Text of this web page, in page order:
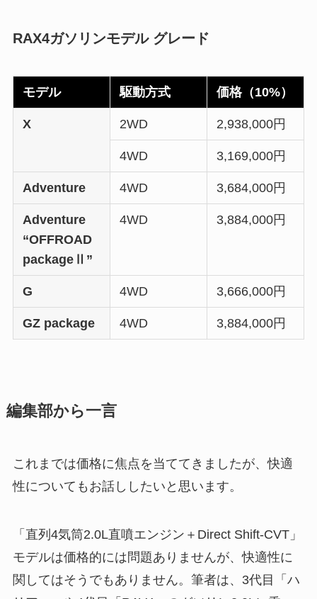
RAX4ガソリンモデル グレード
モデル 駆動方式 価格（10%）
X 2WD 2,938,000円
4WD 3,169,000円
Adventure 4WD 3,684,000円
Adventure
“OFFROAD
packageⅡ”
4WD 3,884,000円
G 4WD 3,666,000円
GZ package 4WD 3,884,000円
編集部から一言
これまでは価格に焦点を当ててきましたが、快適
性についてもお話ししたいと思います。
「直列4気筒2.0L直噴エンジン＋Direct Shift-CVT」
モデルは価格的には問題ありませんが、快適性に
関してはそうでもありません。筆者は、3代目「ハ